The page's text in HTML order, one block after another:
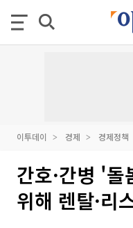
이투데이 경제 경제정책
간호·간병 '
위해 렌탈·리